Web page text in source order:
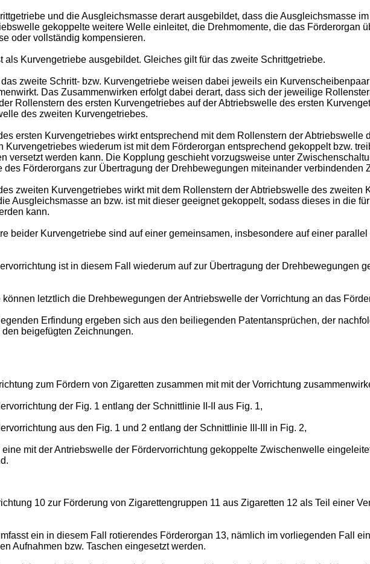
und die Ausgleichsmasse derart ausgebildet, dass die Ausgleichsmasse
gekoppelte weitere Welle einleitet, die Drehmomente, die das Förderorgan
oder vollständig kompensieren.
als Kurvengetriebe ausgebildet. Gleiches gilt für das zweite Schrittgetriebe.
zweite Schritt- bzw. Kurvengetriebe weisen dabei jeweils ein
Das Zusammenwirken erfolgt dabei derart, dass sich der jeweilige
Rollenstern des ersten Kurvengetriebes auf der Abtriebswelle des ersten
des zweiten Kurvengetriebes.
ersten Kurvengetriebes wirkt entsprechend mit dem Rollenstern der
Kurvengetriebes wiederum ist mit dem Förderorgan entsprechend gekoppelt bzw.
versetzt werden kann. Die Kopplung geschieht vorzugsweise unter
Förderorgans zur Übertragung der Drehbewegungen miteinander verbindenden
zweiten Kurvengetriebes wirkt mit dem Rollenstern der Abtriebswelle des
Ausgleichsmasse an bzw. ist mit dieser geeignet gekoppelt, sodass dieses in die
kann.
beider Kurvengetriebe sind auf einer gemeinsamen, insbesondere auf einer
ist in diesem Fall wiederum auf zur Übertragung der Drehbewegungen
letztlich die Drehbewegungen der Antriebswelle der Vorrichtung an das
Erfindung ergeben sich aus den beiliegenden Patentansprüchen, der
beigefügten Zeichnungen.
zum Fördern von Zigaretten zusammen mit mit der Vorrichtung
der Fig. 1 entlang der Schnittlinie II-II aus Fig. 1,
aus den Fig. 1 und 2 entlang der Schnittlinie III-III in Fig. 2,
mit der Antriebswelle der Fördervorrichtung gekoppelte Zwischenwelle
10 zur Förderung von Zigarettengruppen 11 aus Zigaretten 12 als Teil einer
ein in diesem Fall rotierendes Förderorgan 13, nämlich im vorliegenden Fall
Aufnahmen bzw. Taschen eingesetzt werden.